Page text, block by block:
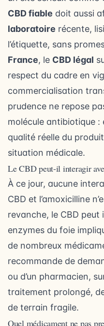
CBD fiable doit aussi
laboratoire récente,
l’étiquette, sans
France, le CBD légal
respect du cadre en
commercialisation
prudence ne repose
molécule antibiotique :
qualité réelle du
situation médicale.
Le CBD peut-il interagir
À ce jour, aucune
CBD et l’amoxicilline
revanche, le CBD
enzymes du foie
de nombreux
recommande de
ou d’un pharmacien,
traitement prolongé,
de terrain fragile.
Quel médicament ne pas